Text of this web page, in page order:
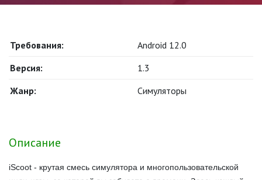
Требования:
Android 12.0
Версия:
1.3
Жанр:
Симуляторы
Описание
iScoot - крутая смесь симулятора и многопользовательской